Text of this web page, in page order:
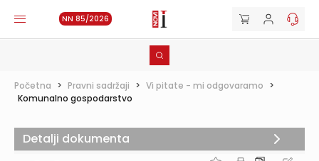
NN 85/2026
Početna > Pravni sadržaji > Vi pitate - mi odgovaramo >
Komunalno gospodarstvo
Detalji dokumenta